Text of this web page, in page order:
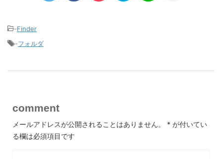
-Finder
-フォルダ
comment
メールアドレスが公開されることはありません。 * が付いてい
る欄は必須項目です